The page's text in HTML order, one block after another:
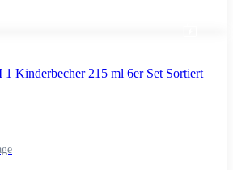
Kinderbecher 215 ml 6er Set Sortiert